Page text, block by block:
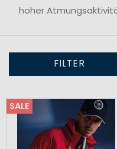
hoher
FILTER
SALE